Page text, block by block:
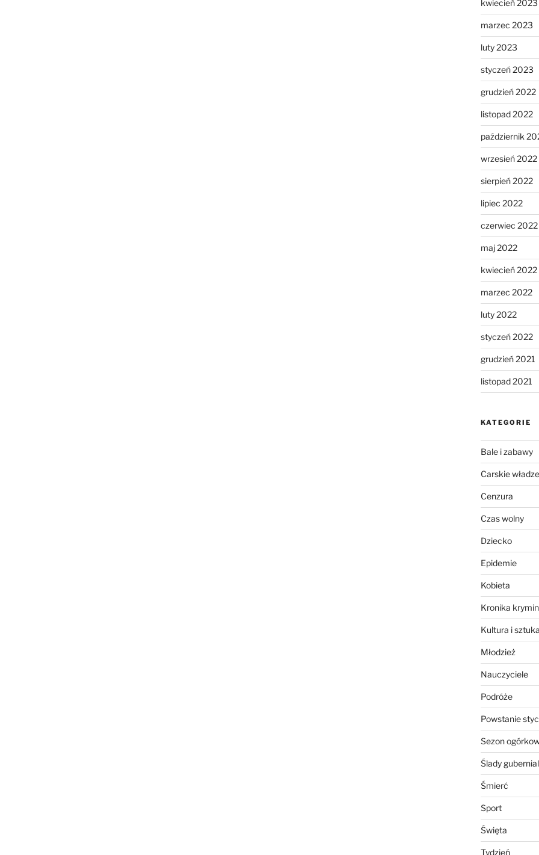
kwiecień 2023
marzec 2023
luty 2023
styczeń 2023
grudzień 2022
listopad 2022
październik
wrzesień 2022
sierpień 2022
lipiec 2022
czerwiec 2022
maj 2022
kwiecień 2022
marzec 2022
luty 2022
styczeń 2022
grudzień 2021
listopad 2021
KATEGORIE
Bale i zabawy
Carskie władze
Cenzura
Czas wolny
Dziecko
Epidemie
Kobieta
Kronika
Kultura i
Młodzież
Nauczyciele
Podróże
Powstanie
Sezon
Ślady
Śmierć
Sport
Święta
Tydzień